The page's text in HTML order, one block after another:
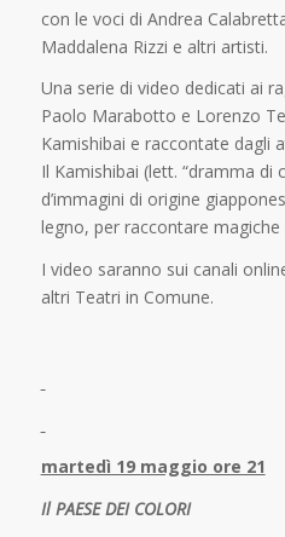
con le voci di Andrea
Maddalena Rizzi e altri artisti.
Una serie di video dedicati ai
Paolo Marabotto e Lorenzo
Kamishibai e raccontate dagli
Il Kamishibai (lett. “dramma di
d’immagini di origine
legno, per raccontare magiche
I video saranno sui canali
altri Teatri in Comune.
martedì 19 maggio ore 21
Il PAESE DEI COLORI